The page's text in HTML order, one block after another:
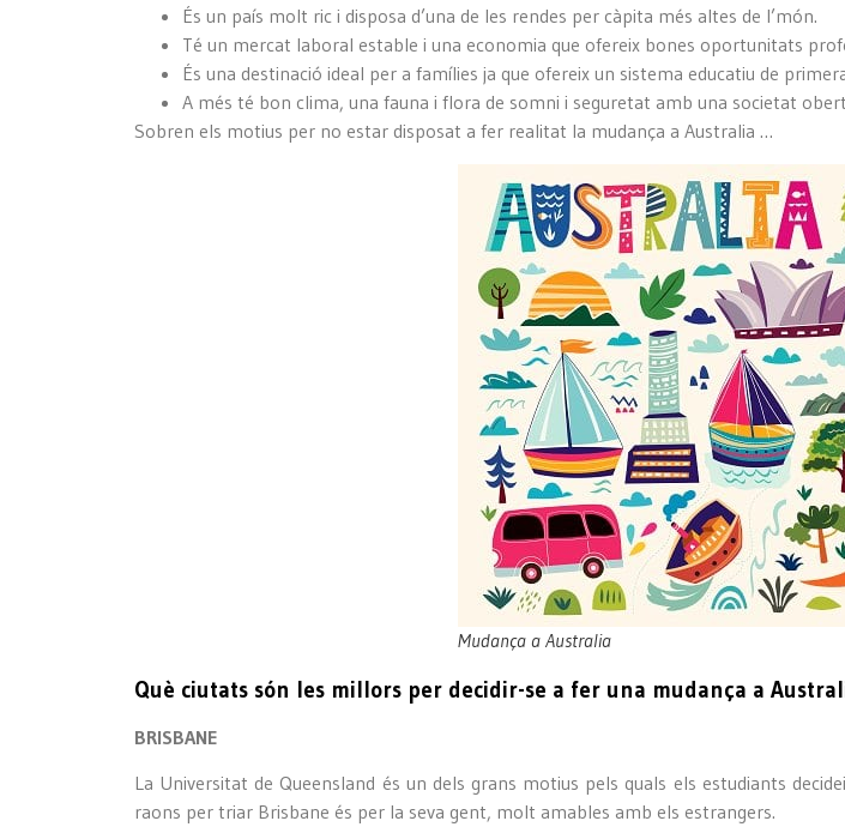
És un país molt ric i disposa d’una de les rendes per càpita més altes de l’món.
Té un mercat laboral estable i una economia que ofereix bones oportunitats
És una destinació ideal per a famílies ja que ofereix un sistema educatiu de
A més té bon clima, una fauna i flora de somni i seguretat amb una societat
Sobren els motius per no estar disposat a fer realitat la mudança a Australia …
Mudança a Australia
Què ciutats són les millors per decidir-se a fer una mudança a
BRISBANE
La Universitat de Queensland és un dels grans motius pels quals els estudiants
raons per triar Brisbane és per la seva gent, molt amables amb els estrangers.